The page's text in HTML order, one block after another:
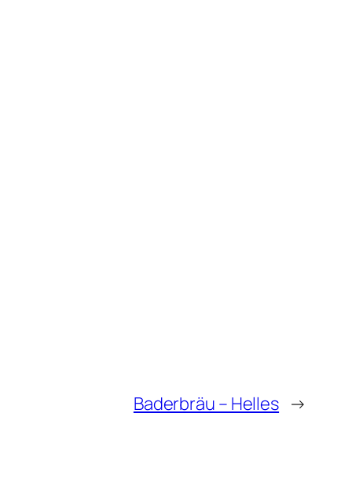
Baderbräu – Helles →